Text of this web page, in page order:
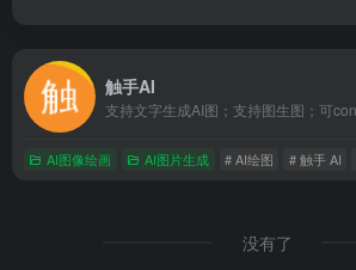
触手AI
AI图像绘画 AI图片生成 # AI绘图 # 触手 AI
没有了